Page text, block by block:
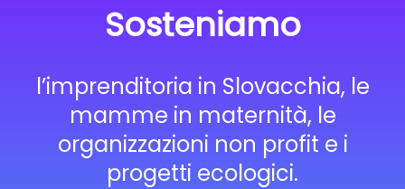
Sosteniamo
l’imprenditoria in Slovacchia, le
mamme in maternità, le
organizzazioni non profit e i
progetti ecologici.